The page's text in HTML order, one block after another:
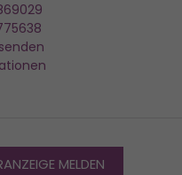
MELDEN